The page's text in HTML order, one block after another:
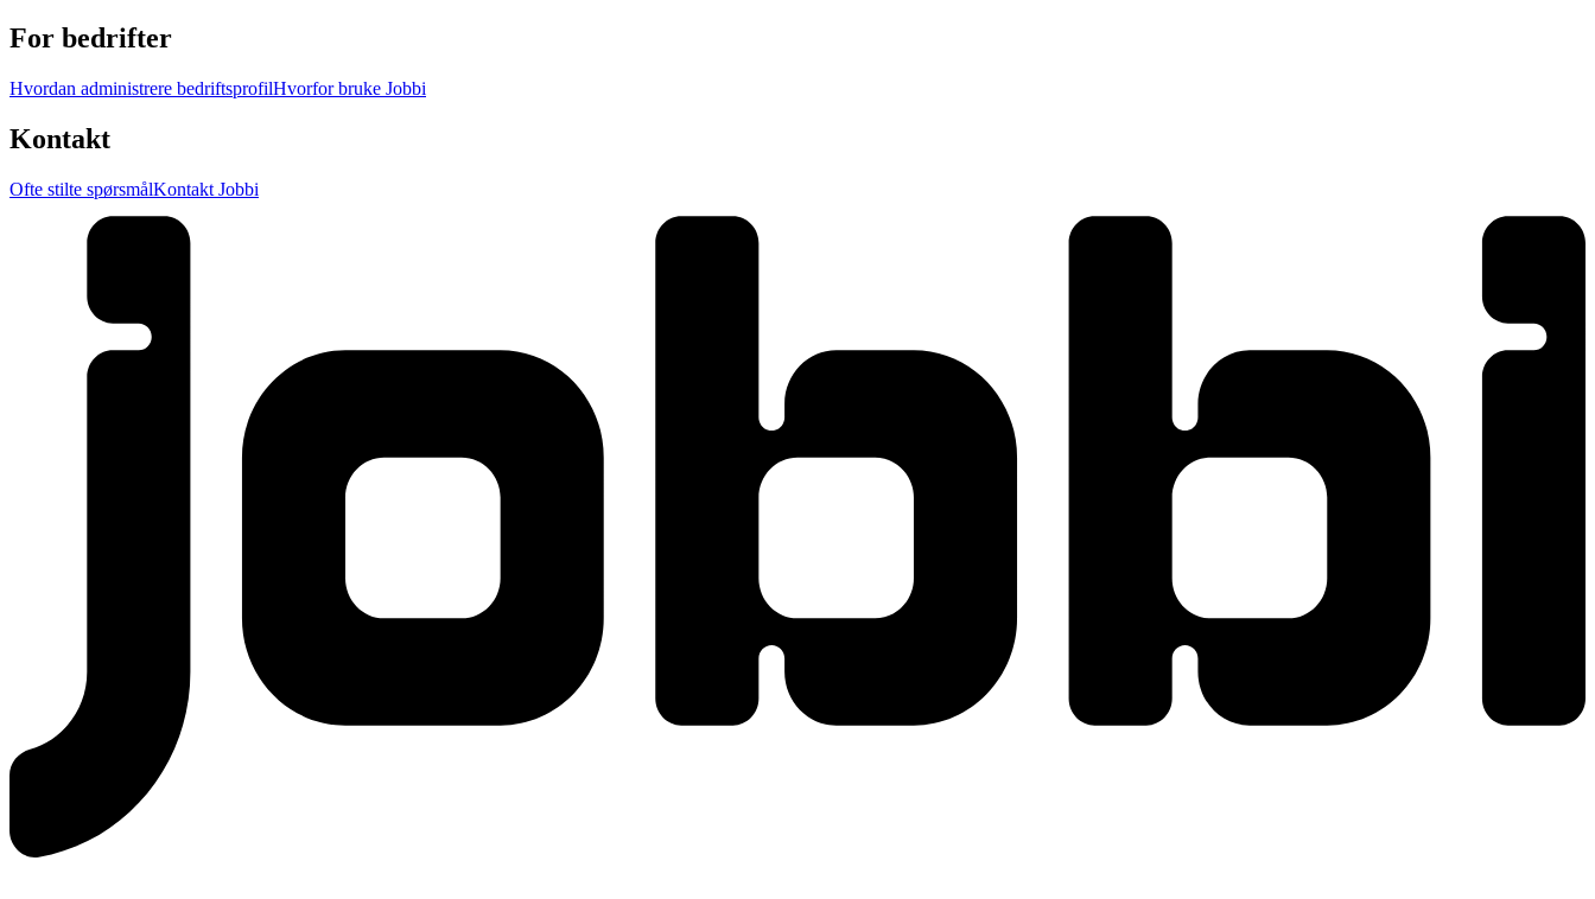
For bedrifter
Hvordan administrere bedriftsprofilHvorfor bruke Jobbi
Kontakt
Ofte stilte spørsmålKontakt Jobbi